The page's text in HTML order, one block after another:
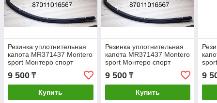
Резинка уплотнительная
капота MR371437 Montero
sport Монтеро спорт
9 500 ₸
Купить
Резинка уплотнительная
капота MR371437 Montero
sport Монтеро спорт
9 500₸
Купить
9